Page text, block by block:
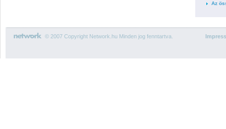
Az
© 2007 Copyright Network.hu Minden jog fenntartva.